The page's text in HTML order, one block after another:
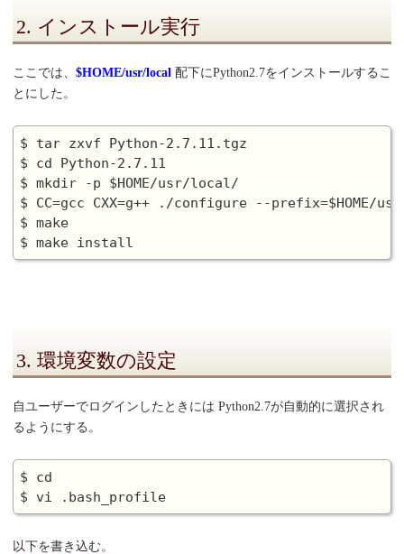
2. インストール実行
ここでは、 $HOME/usr/local 配下にPython2.7をインストールするこ
とにした。
$ tar zxvf Python-2.7.11.tgz
$ cd Python-2.7.11
$ mkdir -p $HOME/usr/local/
$ CC=gcc CXX=g++ ./configure --prefix=$HOME/
$ make
3. 環境変数の設定
自ユーザーでログインしたときには Python2.7が自動的に選択され
るようにする。
$ cd
以下を書き込む。